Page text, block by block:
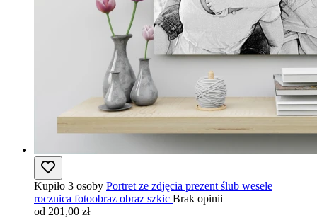
Kupiło 3 osoby Portret ze zdjęcia prezent ślub wesele
rocznica fotoobraz obraz szkic Brak opinii
od 201,00 zł